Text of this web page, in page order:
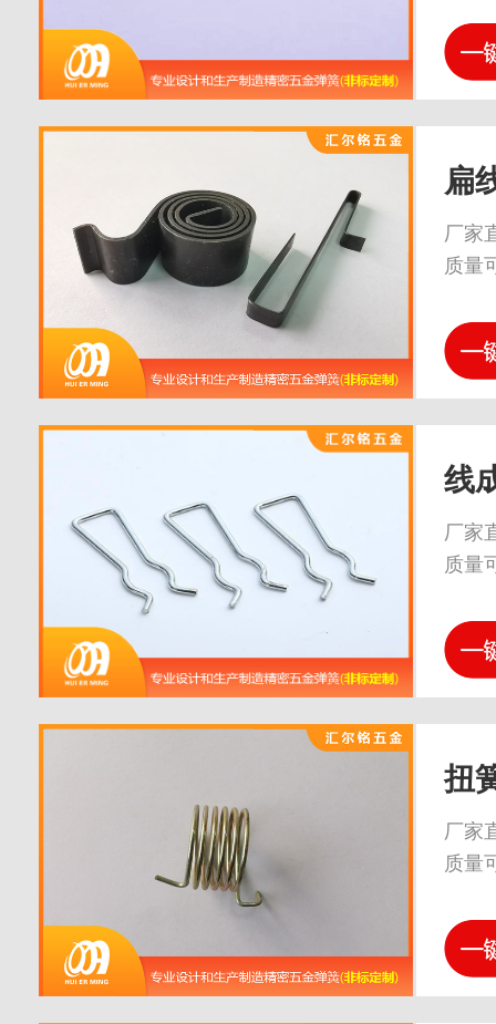
扁
厂家
质量
线
厂家
质量
扭
厂家
质量